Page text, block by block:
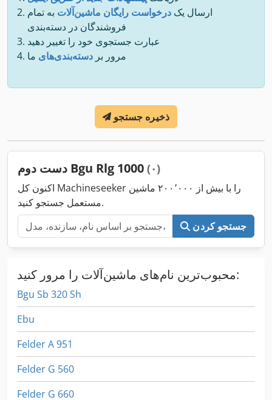
ارسال یک درخواست رایگان ماشین‌آلات به تمام
فروشندگان در دسته‌بندی
عبارت جستجوی خود را تغییر دهید
مرور بر دسته‌بندی‌های ما
ذخیره جستجو
دست دوم Bgu Rlg 1000 (۰)
اکنون کل Machineseeker را با بیش از ۲۰۰٬۰۰۰ ماشین
مستعمل جستجو کنید.
جستجو کردن
محبوب‌ترین نام‌های ماشین‌آلات را مرور کنید:
Bgu Sb 320 Sh
Ebu
Felder A 951
Felder G 560
Felder G 660